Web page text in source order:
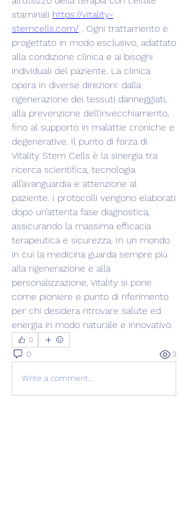
staminali https://vitality-
stemcells.com/ . Ogni trattamento è
progettato in modo esclusivo, adattato
alla condizione clinica e ai bisogni
individuali del paziente. La clinica
opera in diverse direzioni: dalla
rigenerazione dei tessuti danneggiati,
alla prevenzione dell’invecchiamento,
fino al supporto in malattie croniche e
degenerative. Il punto di forza di
Vitality Stem Cells è la sinergia tra
ricerca scientifica, tecnologia
all’avanguardia e attenzione al
paziente. I protocolli vengono elaborati
dopo un’attenta fase diagnostica,
assicurando la massima efficacia
terapeutica e sicurezza. In un mondo
in cui la medicina guarda sempre più
alla rigenerazione e alla
personalizzazione, Vitality si pone
come pioniere e punto di riferimento
per chi desidera ritrovare salute ed
energia in modo naturale e innovativo.
0
0 3
Write a comment...